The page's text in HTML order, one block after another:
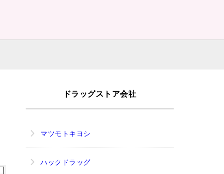
ドラッグストア会社
マツモトキヨシ
ハックドラッグ